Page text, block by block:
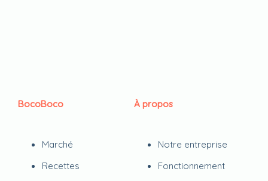
BocoBoco
Marché
Recettes
À propos
Notre entreprise
Fonctionnement